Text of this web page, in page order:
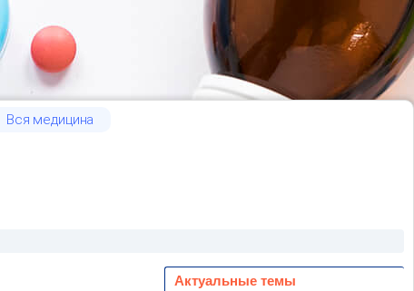
Вся медицина
Актуальные темы